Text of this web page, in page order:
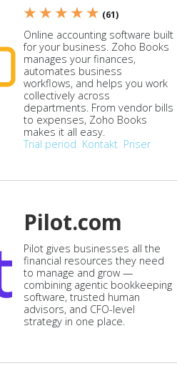
★ ★ ★ ★ ★ (61)
Online accounting software built
for your business. Zoho Books
manages your finances,
automates business
workflows, and helps you work
collectively across
departments. From vendor bills
to expenses, Zoho Books
makes it all easy.
Trial period Kontakt Priser
Pilot.com
Pilot gives businesses all the
financial resources they need
to manage and grow —
combining agentic bookkeeping
software, trusted human
advisors, and CFO-level
strategy in one place.